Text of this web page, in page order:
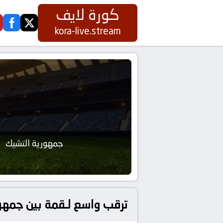
كورة لايف
kora-live.stream
twitter
جمهورية التشيك
ترقب واسع لـقمة بين